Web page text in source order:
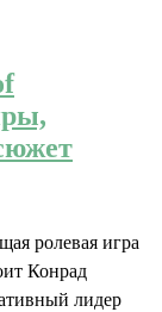
ролевая игра
Конрад
лидер